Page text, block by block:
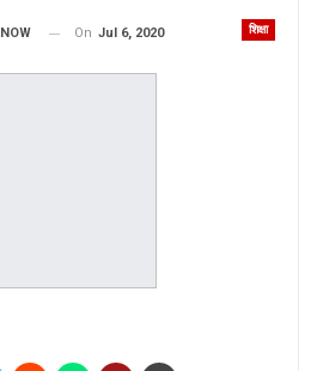
शिक्षा
On Jul 6, 2020